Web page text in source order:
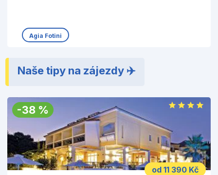
Agia Fotini
Naše tipy na zájezdy ✈️
od 11 390 Kč
-38 %